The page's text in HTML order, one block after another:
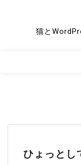
猫と
ひょっとし